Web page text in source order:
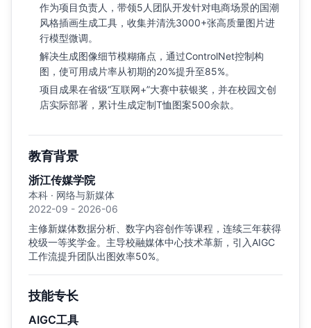
作为项目负责人，带领5人团队开发针对电商场景的国潮
风格插画生成工具，收集并清洗3000+张高质量图片进
行模型微调。
解决生成图像细节模糊痛点，通过ControlNet控制构
图，使可用成片率从初期的20%提升至85%。
项目成果在省级“互联网+”大赛中获银奖，并在校园文创
店实际部署，累计生成定制T恤图案500余款。
教育背景
浙江传媒学院
本科 · 网络与新媒体
2022-09 - 2026-06
主修新媒体数据分析、数字内容创作等课程，连续三年获得
校级一等奖学金。主导校融媒体中心技术革新，引入AIGC
工作流提升团队出图效率50%。
技能专长
AIGC工具